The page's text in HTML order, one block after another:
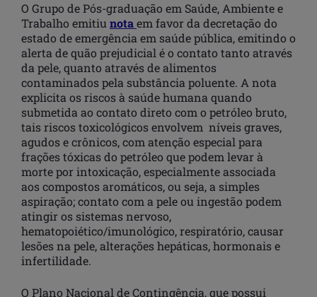
O Grupo de Pós-graduação em Saúde, Ambiente e
Trabalho emitiunotaem favor da decretação do
estado de emergência em saúde pública, emitindo o
alerta de quão prejudicial é o contato tanto através
da pele, quanto através de alimentos
contaminados pela substância poluente. A nota
explicita os riscos à saúde humana quando
submetida ao contato direto com o petróleo bruto,
tais riscos toxicológicos envolvem níveis graves,
agudos e crônicos, com atenção especial para
frações tóxicas do petróleo que podem levar à
morte por intoxicação, especialmente associada
aos compostos aromáticos, ou seja, a simples
aspiração; contato com a pele ou ingestão podem
atingir os sistemas nervoso,
hematopoiético/imunológico, respiratório, causar
lesões na pele, alterações hepáticas, hormonais e
infertilidade.
O Plano Nacional de Contingência, que possui